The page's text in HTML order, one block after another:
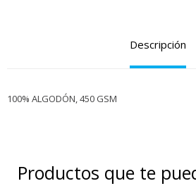
Descripción
100% ALGODÓN, 450 GSM
Productos que te